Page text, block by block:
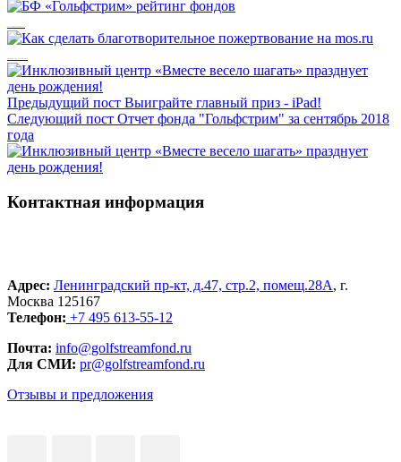
Предыдущий пост Выиграйте главный приз - iPad!
Следующий пост Отчет фонда "Гольфстрим" за сентябрь 2018
года
Контактная информация
Адрес: Ленинградский пр-кт, д.47, стр.2, помещ.28А, г.
Москва 125167
Телефон: +7 495 613-55-12
Почта: info@golfstreamfond.ru
Для СМИ: pr@golfstreamfond.ru
Отзывы и предложения